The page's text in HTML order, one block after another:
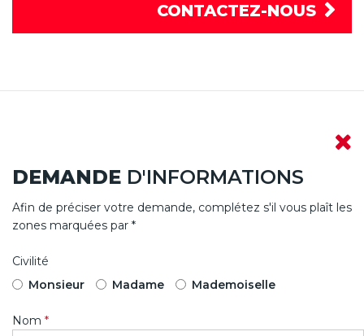
CONTACTEZ-NOUS
DEMANDE D'INFORMATIONS
Afin de préciser votre demande, complétez s'il vous plaît les
zones marquées par *
Civilité
Monsieur
Madame Mademoiselle
Nom *